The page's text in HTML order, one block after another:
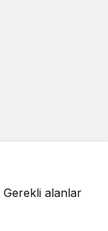
Gerekli alanlar